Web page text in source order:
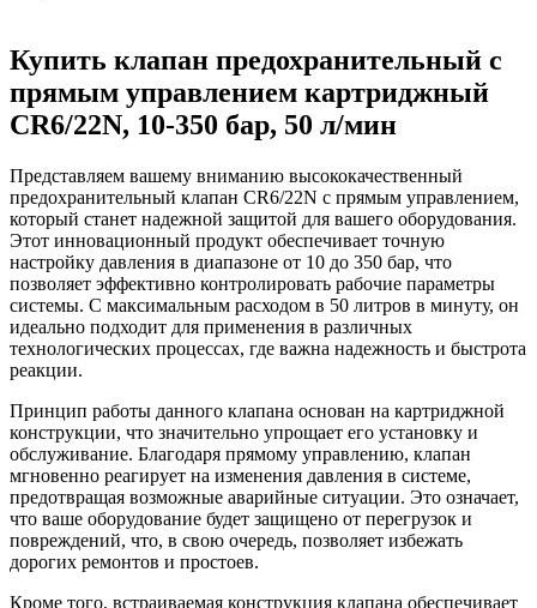
Купить клапан предохранительный с
прямым управлением картриджный
CR6/22N, 10-350 бар, 50 л/мин
Представляем вашему вниманию высококачественный
предохранительный клапан CR6/22N с прямым управлением,
который станет надежной защитой для вашего оборудования.
Этот инновационный продукт обеспечивает точную
настройку давления в диапазоне от 10 до 350 бар, что
позволяет эффективно контролировать рабочие параметры
системы. С максимальным расходом в 50 литров в минуту, он
идеально подходит для применения в различных
технологических процессах, где важна надежность и быстрота
реакции.
Принцип работы данного клапана основан на картриджной
конструкции, что значительно упрощает его установку и
обслуживание. Благодаря прямому управлению, клапан
мгновенно реагирует на изменения давления в системе,
предотвращая возможные аварийные ситуации. Это означает,
что ваше оборудование будет защищено от перегрузок и
повреждений, что, в свою очередь, позволяет избежать
дорогих ремонтов и простоев.
Кроме того, встраиваемая конструкция клапана обеспечивает